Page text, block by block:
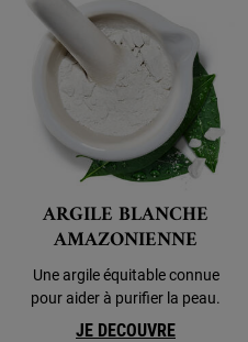
ARGILE BLANCHE
AMAZONIENNE
Une argile équitable connue
pour aider à purifier la peau.
JE DECOUVRE